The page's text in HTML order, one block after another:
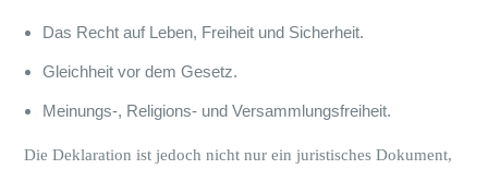
Das Recht auf Leben, Freiheit und Sicherheit.
Gleichheit vor dem Gesetz.
Meinungs-, Religions- und Versammlungsfreiheit.
Die Deklaration ist jedoch nicht nur ein juristisches Dokument,